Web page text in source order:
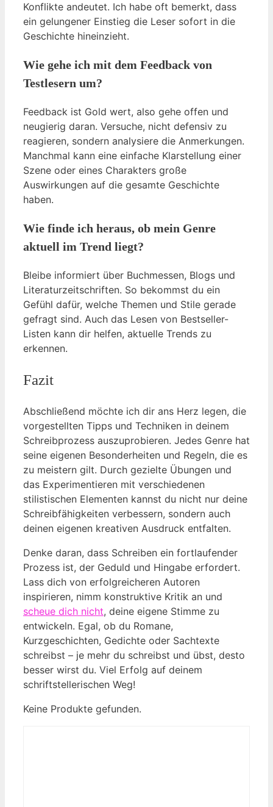
Konflikte andeutet. Ich habe oft bemerkt, dass
ein gelungener Einstieg die Leser sofort in die
Geschichte hineinzieht.
Wie gehe ich mit dem Feedback von
Testlesern um?
Feedback ist Gold wert, also gehe offen und
neugierig daran. Versuche, nicht defensiv zu
reagieren, sondern analysiere die Anmerkungen.
Manchmal kann eine einfache Klarstellung einer
Szene oder eines Charakters große
Auswirkungen auf die gesamte Geschichte
haben.
Wie finde ich heraus, ob mein Genre
aktuell im Trend liegt?
Bleibe informiert über Buchmessen, Blogs und
Literaturzeitschriften. So bekommst du ein
Gefühl dafür, welche Themen und Stile gerade
gefragt sind. Auch das Lesen von Bestseller-
Listen kann dir helfen, aktuelle Trends zu
erkennen.
Fazit
Abschließend möchte ich dir ans Herz legen, die
vorgestellten Tipps und Techniken in deinem
Schreibprozess auszuprobieren. Jedes Genre hat
seine eigenen Besonderheiten und Regeln, die es
zu meistern gilt. Durch gezielte Übungen und
das Experimentieren mit verschiedenen
stilistischen Elementen kannst du nicht nur deine
Schreibfähigkeiten verbessern, sondern auch
deinen eigenen kreativen Ausdruck entfalten.
Denke daran, dass Schreiben ein fortlaufender
Prozess ist, der Geduld und Hingabe erfordert.
Lass dich von erfolgreicheren Autoren
inspirieren, nimm konstruktive Kritik an und
scheue dich nicht, deine eigene Stimme zu
entwickeln. Egal, ob du Romane,
Kurzgeschichten, Gedichte oder Sachtexte
schreibst – je mehr du schreibst und übst, desto
besser wirst du. Viel Erfolg auf deinem
schriftstellerischen Weg!
Keine Produkte gefunden.